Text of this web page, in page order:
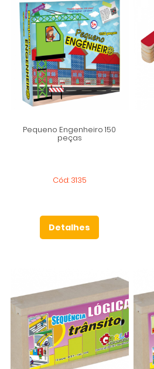
Pequeno Engenheiro 150
peças
Cód: 3135
Detalhes